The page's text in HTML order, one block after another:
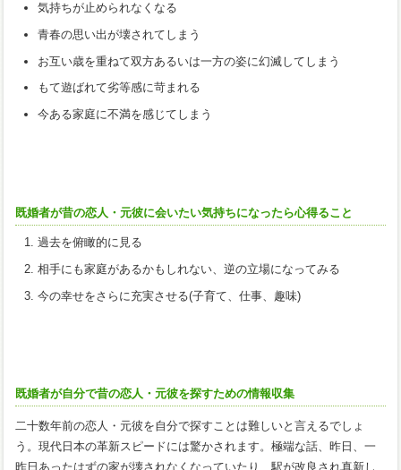
気持ちが止められなくなる
青春の思い出が壊されてしまう
お互い歳を重ねて双方あるいは一方の姿に幻滅してしまう
もて遊ばれて劣等感に苛まれる
今ある家庭に不満を感じてしまう
既婚者が昔の恋人・元彼に会いたい気持ちになったら心得ること
過去を俯瞰的に見る
相手にも家庭があるかもしれない、逆の立場になってみる
今の幸せをさらに充実させる(子育て、仕事、趣味)
既婚者が自分で昔の恋人・元彼を探すための情報収集
二十数年前の恋人・元彼を自分で探すことは難しいと言えるでしょ
う。現代日本の革新スピードには驚かされます。極端な話、昨日、一
昨日あったはずの家が壊されなくなっていたり、駅が改良され真新し